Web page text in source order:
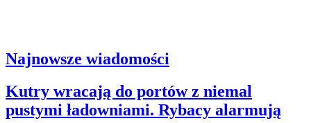
Najnowsze wiadomości
Kutry wracają do portów z niemal
pustymi ładowniami. Rybacy alarmują